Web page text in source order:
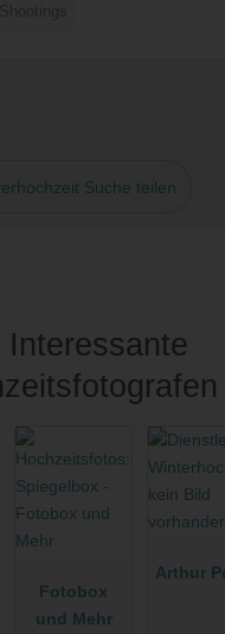
Suche teilen
Interessante
Fotobox
und Mehr
Arthur